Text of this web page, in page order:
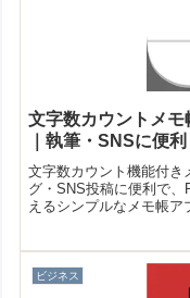
文字数カウントメ
｜執筆・SNSに便利
文字数カウント機能付き
グ・SNS投稿に便利で
えるシンプルなメモ帳ア
ビジネス